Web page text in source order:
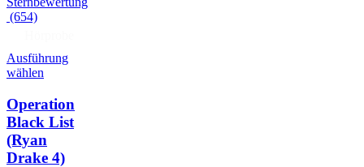
(654)
Ausführung
wählen
Operation
Black List
(Ryan
Drake 4)